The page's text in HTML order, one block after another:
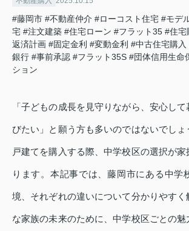
#藤岡市 #不動産仲介 #ローコスト住宅 #モデ
宅 #注文建築 #住宅ローン #フラット35 #住宅
返済計画 #固定金利 #変動金利 #中古住宅購入
銀行 #事前承認 #フラット35S #団体信用生命
ション
「子どもの成長を見守りながら、安心し
びたい」と願う方も多いのではないでしょ
戸建てを購入する際、中学校区の選択が
ります。本記事では、藤岡市にある中学
境、それぞれの違いについて分かりやすく
な家族の未来のために、中学校区ごとの魅